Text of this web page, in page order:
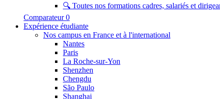
🔍 Toutes nos formations cadres, salariés et
Comparateur 0
Expérience étudiante
Nos campus en France et à l'international
Nantes
Paris
La Roche-sur-Yon
Shenzhen
Chengdu
São Paulo
Shanghai